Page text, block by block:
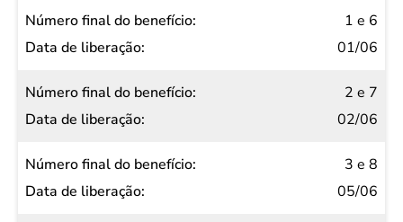
Número
final do
Data de
liberação
1 e 6
01/06
2 e 7
02/06
3 e 8
05/06